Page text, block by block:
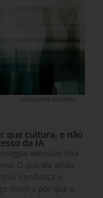
9 DE JULHO DE 2026 08H00
que cultura, e não
da IA
executar boa
O que ela ainda
confiança e
mostra por que o